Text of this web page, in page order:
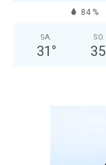
84 %
SA.
31 °
SO.
35